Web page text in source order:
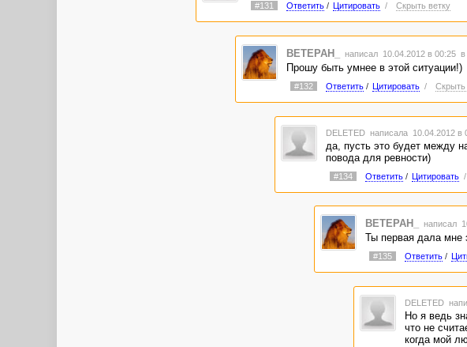
#131 Ответить/ Цитировать / Скрыть ветку
BETEPAH_ написал 10.04.2012 в 00:25 в
Прошу быть умнее в этой ситуации!)
#132 Ответить/ Цитировать / Скрыть
DELETED написала 10.04.2012 в
да, пусть это будет между
повода для ревности)
#134 Ответить/ Цитировать /
BETEPAH_ написал
Ты первая дала мне
#135 Ответить/
DELETED
Но я ведь
что не
когда мой